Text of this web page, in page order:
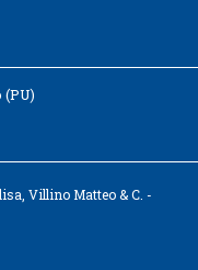
(PU)
Villino Matteo & C. -